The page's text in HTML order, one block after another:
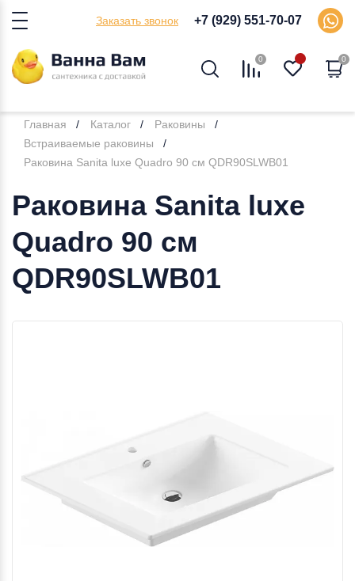
Заказать звонок +7 (929) 551-70-07
0 0
Главная Каталог
Раковины
Встраиваемые раковины
Раковина Sanita luxe Quadro 90 см QDR90SLWB01
Раковина Sanita luxe
Quadro 90 см
QDR90SLWB01